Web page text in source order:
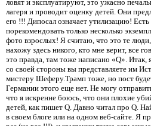
ловят и эксплуатируют, это ужасно
лагеря и проводит оценку детей. Они
его !!! Дипосал означает утилизацию!
порекомендовать только несколько
фото взрослых! Я считаю, что это те
нахожу здесь никого, кто мне верит, все
это правда, там тоже написано «Q».
со своей стороны вы представляете им
мистеру Шеферу.Трамп тоже, но пост
Германии этого еще нет. Не могу
что я искренне боюсь, что они плохие
детей, как пишет Q. Давно читал про Q.
в своем блоге или на одном веб-сайте. Я